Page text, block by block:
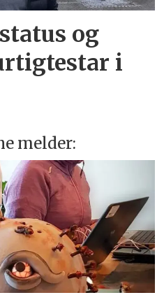
og
i
melder: